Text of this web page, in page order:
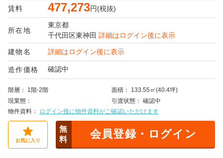
賃料 477,273円(税抜)
所在地
東京都
千代田区東神田 詳細はログイン後に表示
建物名 詳細はログイン後に表示
造作価格 確認中
階層 1階-2階 面積
133.55㎡(40.4坪)
現業態
引渡状態
確認中
物件資料
ログイン後に物件資料がご確認いただけます
お気に入り
無
料
会員登録・ログイン